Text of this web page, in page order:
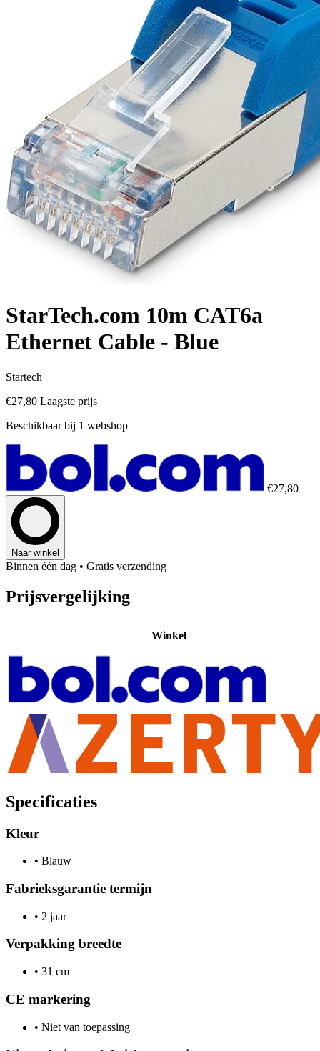
StarTech.com 10m CAT6a
Ethernet Cable - Blue
Startech
€27,80 Laagste prijs
Beschikbaar bij 1 webshop
€27,80
Naar winkel
Binnen één dag • Gratis verzending
Prijsvergelijking
Winkel
Specificaties
Kleur
• Blauw
Fabrieksgarantie termijn
• 2 jaar
Verpakking breedte
• 31 cm
CE markering
• Niet van toepassing